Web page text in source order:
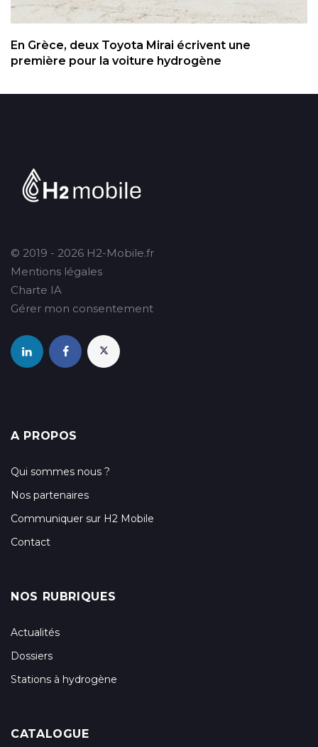
En Grèce, deux Toyota Mirai écrivent une
première pour la voiture hydrogène
© 2019 - 2026 H2-Mobile.fr
Mentions légales
Charte IA
Gérer mon consentement
A PROPOS
Qui sommes nous ?
Nos partenaires
Communiquer sur H2 Mobile
Contact
NOS RUBRIQUES
Actualités
Dossiers
Stations à hydrogène
CATALOGUE